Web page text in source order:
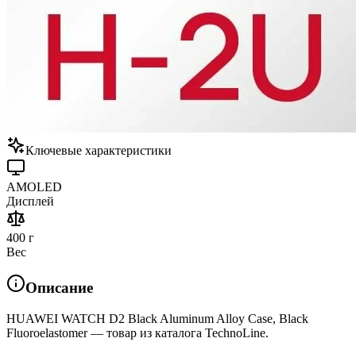
Ключевые характеристики
AMOLED
Дисплей
400 г
Вес
Описание
HUAWEI WATCH D2 Black Aluminum Alloy Case, Black
Fluoroelastomer — товар из каталога TechnoLine.